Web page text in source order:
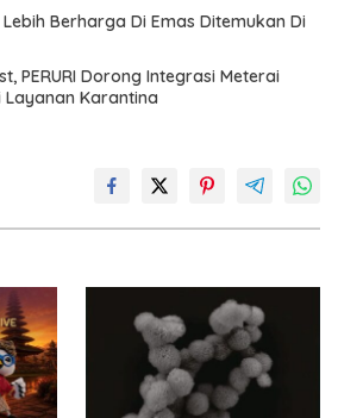
Berharga Di Emas Ditemukan Di
PERURI Dorong Integrasi Meterai
Layanan Karantina